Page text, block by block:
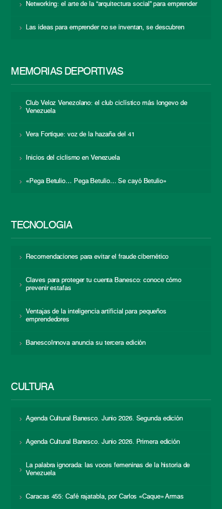
Networking: el arte de la “arquitectura social” para emprender
Las ideas para emprender no se inventan, se descubren
MEMORIAS DEPORTIVAS
Club Veloz Venezolano: el club ciclístico más longevo de
Venezuela
Vera Fortique: voz de la hazaña del 41
Inicios del ciclismo en Venezuela
«Pega Betulio… Pega Betulio… Se cayó Betulio»
TECNOLOGÍA
Recomendaciones para evitar el fraude cibernético
Claves para proteger tu cuenta Banesco: conoce cómo
prevenir estafas
Ventajas de la inteligencia artificial para pequeños
emprendedores
BanescoInnova anuncia su tercera edición
CULTURA
Agenda Cultural Banesco. Junio 2026. Segunda edición
Agenda Cultural Banesco. Junio 2026. Primera edición
La palabra ignorada: las voces femeninas de la historia de
Venezuela
Caracas 455: Café rajatabla, por Carlos «Caque» Armas